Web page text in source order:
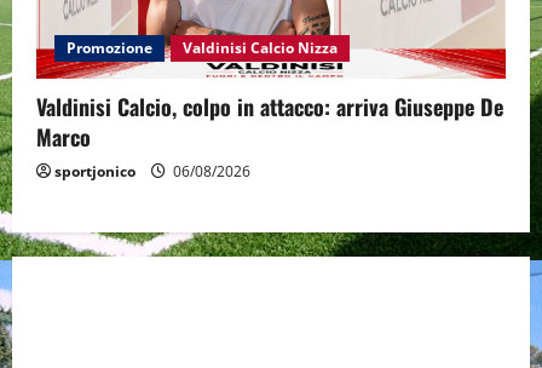
Promozione Valdinisi Calcio Nizza
Valdinisi Calcio, colpo in attacco: arriva Giuseppe De
Marco
sportjonico 06/08/2026